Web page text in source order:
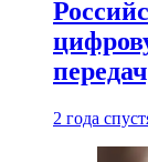
2 года